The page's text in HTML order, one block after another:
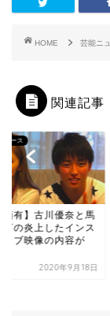
HOME 芸能ニ
関連記事
ュース
画有】古川優奈と馬
河の炎上したインス
イブ映像の内容が
2020年9月18日